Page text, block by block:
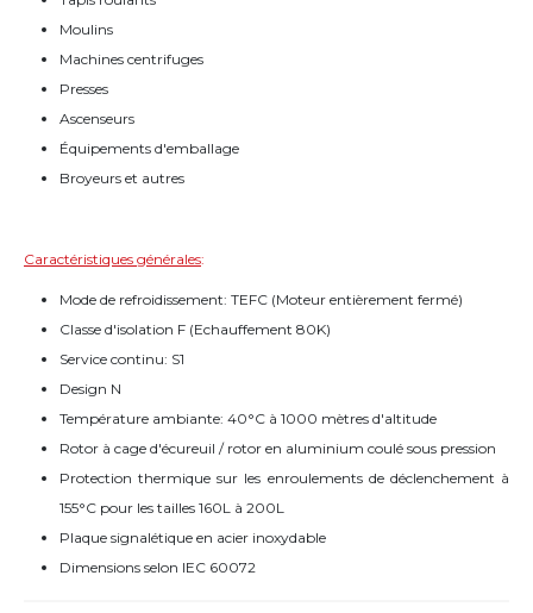
Moulins
Machines centrifuges
Presses
Ascenseurs
Équipements d'emballage
Broyeurs et autres
Caractéristiques générales:
Mode de refroidissement: TEFC (Moteur entièrement fermé)
Classe d'isolation F (Echauffement 80K)
Service continu: S1
Design N
Température ambiante: 40°C à 1000 mètres d'altitude
Rotor à cage d'écureuil / rotor en aluminium coulé sous pression
Protection thermique sur les enroulements de déclenchement à
155°C pour les tailles 160L à 200L
Plaque signalétique en acier inoxydable
Dimensions selon IEC 60072